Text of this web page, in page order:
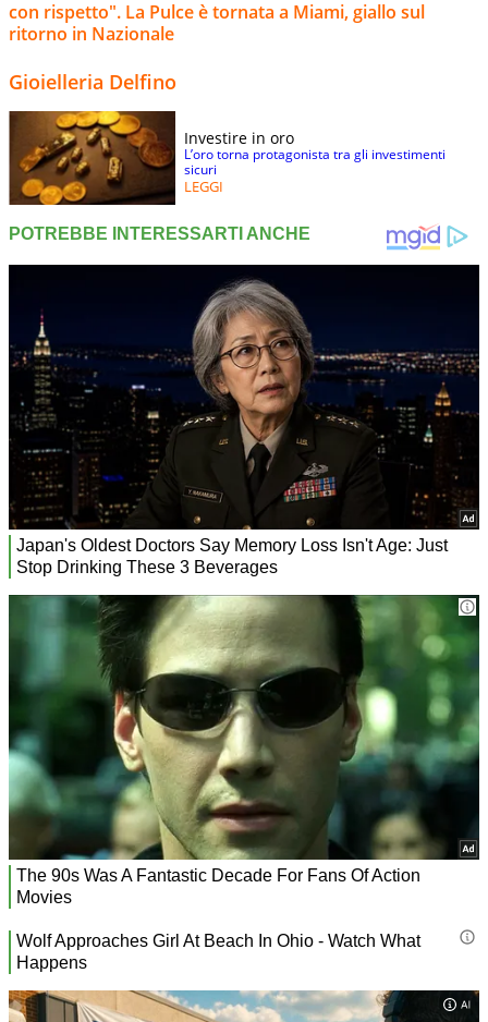
con rispetto". La Pulce è tornata a Miami, giallo sul
ritorno in Nazionale
Gioielleria Delfino
Investire in oro
L’oro torna protagonista tra gli investimenti
sicuri
LEGGI